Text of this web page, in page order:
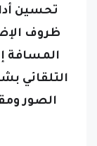
تحسين
ظروف
المسافة
التلقائي
الصور